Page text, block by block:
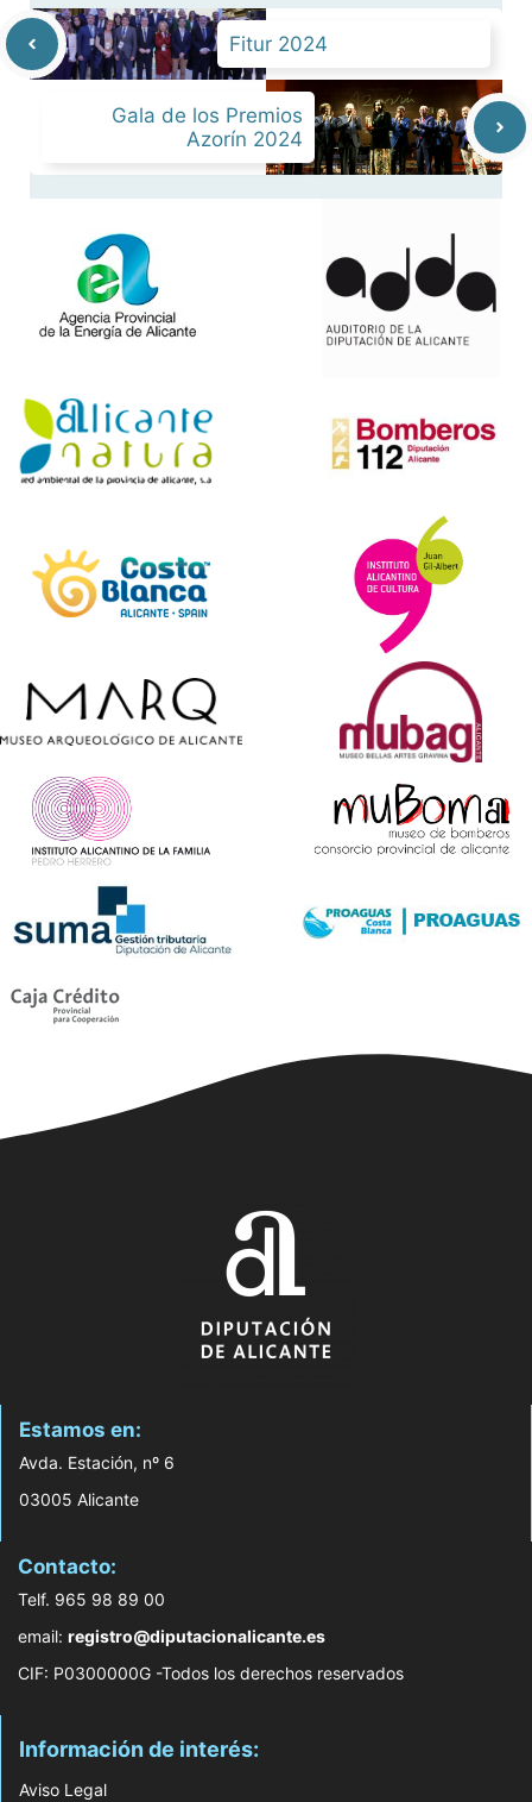
Fitur 2024
Gala de los Premios
Azorín 2024
Estamos en:
Avda. Estación, nº 6
03005 Alicante
Contacto:
Telf. 965 98 89 00
email: registro@diputacionalicante.es
CIF: P0300000G -Todos los derechos reservados
Información de interés:
Aviso Legal